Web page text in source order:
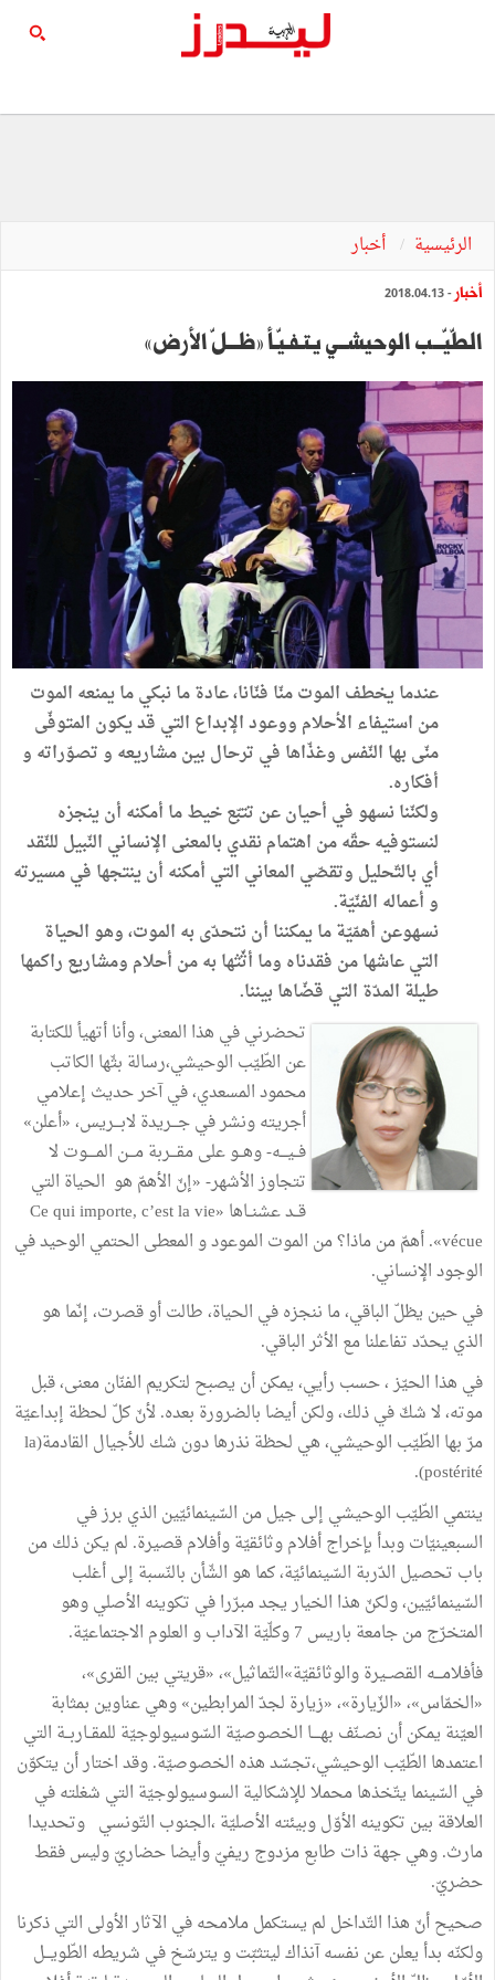
الرئيسية أخبار
أخبار - 2018.04.13
الطّيّـــب الوحيشــي يتـفـيّـأ »ظـــلّ الأرض«
عندما يخطف الموت منّا فنّانا، عادة ما نبكي ما يمنعه الموت
من استيفاء الأحلام ووعود الإبداع التي قد يكون المتوفّى
منّى بها النّفس وغذّاها في ترحال بين مشاريعه و تصوّراته و
أفكاره.
ولكنّنا نسهو في أحيان عن تتبّع خيط ما أمكنه أن ينجزه
لنستوفيه حقّه من اهتمام نقدي بالمعنى الإنساني النّبيل للنّقد
أي بالتّحليل وتقصّي المعاني التي أمكنه أن ينتجها في مسيرته
و أعماله الفنّيّة.
نسهوعن أهمّيّة ما يمكننا أن نتحدّى به الموت، وهو الحياة
التي عاشها من فقدناه وما أثّثها به من أحلام ومشاريع راكمها
طيلة المدّة التي قضّاها بيننا.
تحضرني في هذا المعنى، وأنا أتهيأ للكتابة
عن الطّيّب الوحيشي،رسالة بثّها الكاتب
محمود المسعدي، في آخر حديث إعلامي
أجريته ونشر في جـــريدة لابـــريس، «أعلن»
فــيـــه- وهــو على مقـــربة مـــن المــــوت لا
تتجاوز الأشهر- «إنّ الأهمّ هو الحياة التي
قــد عشنــاها «Ce qui importe, c’est la vie
vécue». أهمّ من ماذا؟ من الموت الموعود و المعطى الحتمي الوحيد في
الوجود الإنساني.
في حين يظلّ الباقي، ما ننجزه في الحياة، طالت أو قصرت، إنّما هو
الذي يحدّد تفاعلنا مع الأثر الباقي.
في هذا الحيّز ، حسب رأيي، يمكن أن يصبح لتكريم الفنّان معنى، قبل
موته، لا شكّ في ذلك، ولكن أيضا بالضرورة بعده. لأنّ كلّ لحظة إبداعيّة
مرّ بها الطّيّب الوحيشي، هي لحظة نذرها دون شك للأجيال القادمة(la
postérité).
ينتمي الطّيّب الوحيشي إلى جيل من السّينمائيّين الذي برز في
السبعينيّات وبدأ بإخراج أفلام وثائقيّة وأفلام قصيرة. لم يكن ذلك من
باب تحصيل الدّربة السّينمائيّة، كما هو الشّأن بالنّسبة إلى أغلب
السّينمائيّين، ولكنّ هذا الخيار يجد مبرّرا في تكوينه الأصلي وهو
المتخرّج من جامعة باريس 7 وكلّيّة الآداب و العلوم الاجتماعيّة.
فأفلامـــه القصــيرة والوثائقيّة»التّماثيل»، «قريتي بين القرى»،
«الخمّاس»، «الزّيارة»، «زيارة لجدّ المرابطين» وهي عناوين بمثابة
العيّنة يمكن أن نصـنّف بهــــا الخصوصيّة السّوسيولوجيّة للمقــاربــة التي
اعتمدها الطّيّب الوحيشي،تجسّد هذه الخصوصيّة. وقد اختار أن يتكوّن
في السّينما يتّخذها محملا للإشكالية السوسيولوجيّة التي شغلته في
العلاقة بين تكوينه الأوّل وبيئته الأصليّة ،الجنوب التّونسي وتحديدا
مارث. وهي جهة ذات طابع مزدوج ريفيّ وأيضا حضاريّ وليس فقط
حضريّ.
صحيح أنّ هذا التّداخل لم يستكمل ملامحه في الآثار الأولى التي ذكرنا
ولكنّه بدأ يعلن عن نفسه آنذاك ليتثبّت و يترسّخ في شريطه الطّويـــل